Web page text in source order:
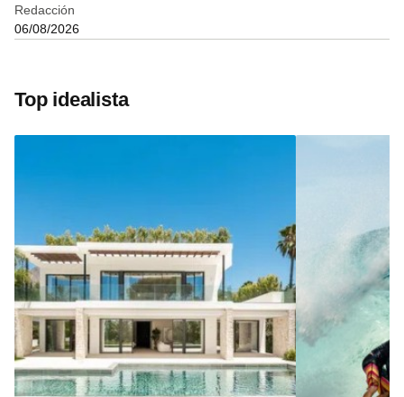
Redacción
06/08/2026
Top idealista